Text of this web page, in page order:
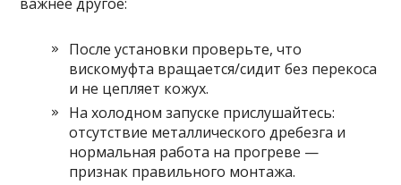
После установки проверьте, что
вискомуфта вращается/сидит без перекоса
и не цепляет кожух.
На холодном запуске прислушайтесь:
отсутствие металлического дребезга и
нормальная работа на прогреве —
признак правильного монтажа.